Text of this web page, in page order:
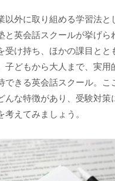
外に取り組める学習法と
と英会話スクールが挙げら
受け持ち、ほかの課目とと
子どもから大人まで、実用
できる英会話スクール。こ
んな特徴があり、受験対策
えてみましょう。